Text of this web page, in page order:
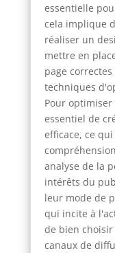
essentielle
cela implique
réaliser un
mettre en
page
techniques
Pour
essentiel de
efficace, ce
analyse de la
intérêts du
leur mode de
qui incite à
de bien
canaux de